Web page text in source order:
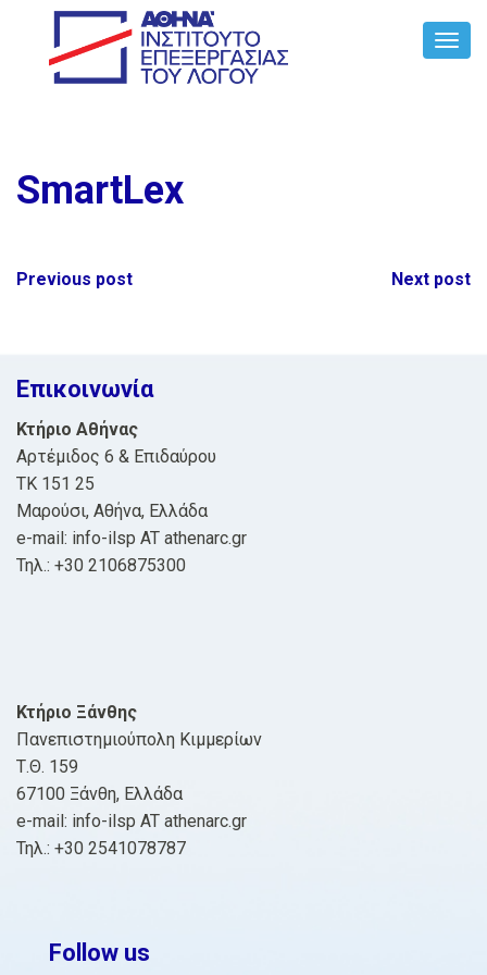
SmartLex
Post
Previous post Next post
Επικοινωνία
Κτήριο Αθήνας
Αρτέμιδος 6 & Επιδαύρου
ΤΚ 151 25
Μαρούσι, Αθήνα, Ελλάδα
e-mail: info-ilsp AT athenarc.gr
Τηλ.: +30 2106875300
Κτήριο Ξάνθης
Πανεπιστημιούπολη Κιμμερίων
Τ.Θ. 159
67100 Ξάνθη, Ελλάδα
e-mail: info-ilsp AT athenarc.gr
Τηλ.: +30 2541078787
Follow us